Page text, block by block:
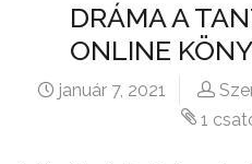
DRÁMA A
ONLINE
január 7, 2021
1